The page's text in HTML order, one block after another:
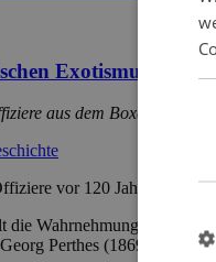
Exotismus und
aus dem
vor 120 Jahren das
die Wahrnehmung des
Perthes (1869-1927).